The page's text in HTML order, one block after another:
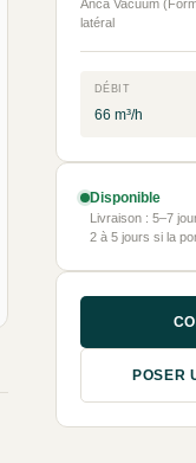
Anca Vacuum
latéral
DÉBIT
66 m³/h
Disponible
Livraison : 5–7
2 à 5 jours si la
POSER